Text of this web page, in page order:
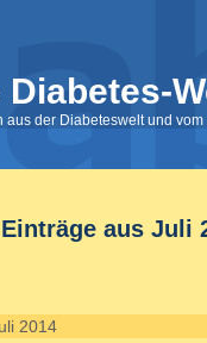
Diabetes-
aus der Diabeteswelt und
Einträge aus Juli
2014